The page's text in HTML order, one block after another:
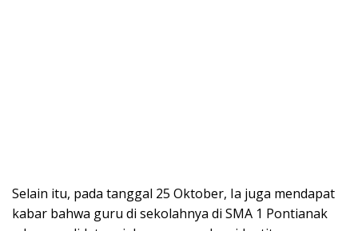
Selain itu, pada tanggal 25 Oktober, Ia juga mendapat
kabar bahwa guru di sekolahnya di SMA 1 Pontianak